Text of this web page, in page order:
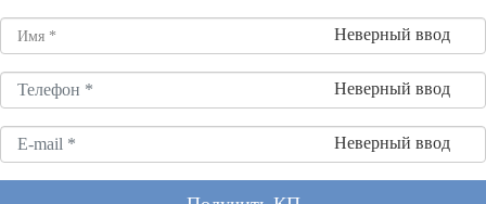
Неверный ввод
Неверный ввод
Неверный ввод